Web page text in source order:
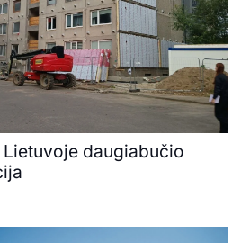
daugiabučio